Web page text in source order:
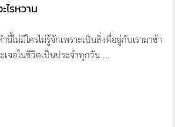
ไรหวาน
นี้ไม่มีใครไม่รู้จักเพราะเป็นสิ่งที่อยู่กับเรามาช้า
เจอในชีวิตเป็นประจำทุกวัน ...